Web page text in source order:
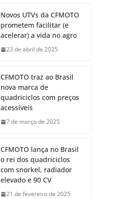
Novos UTVs da CFMOTO
prometem facilitar (e
acelerar) a vida no agro
23 de abril de 2025
CFMOTO traz ao Brasil
nova marca de
quadriciclos com preços
acessíveis
7 de março de 2025
CFMOTO lança no Brasil
o rei dos quadriciclos
com snorkel, radiador
elevado e 90 CV
21 de fevereiro de 2025